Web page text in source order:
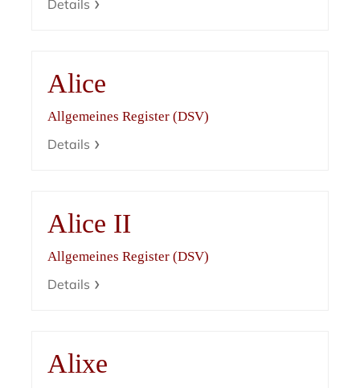
Details
Alice
Allgemeines Register (DSV)
Details
Alice II
Allgemeines Register (DSV)
Details
Alixe